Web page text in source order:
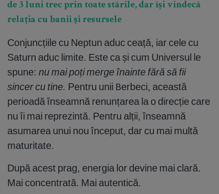
de 3 luni trec prin toate stările, dar își vindecă
relația cu banii și resursele
Conjuncțiile cu Neptun aduc ceață, iar cele cu
Saturn aduc limite. Este ca și cum Universul le
spune: nu mai poți merge înainte fără să fii
sincer cu tine. Pentru unii Berbeci, această
perioadă înseamnă renunțarea la o direcție care
nu îi mai reprezintă. Pentru alții, înseamnă
asumarea unui nou început, dar cu mai multă
maturitate.
După acest prag, energia lor devine mai clară.
Mai concentrată. Mai autentică.